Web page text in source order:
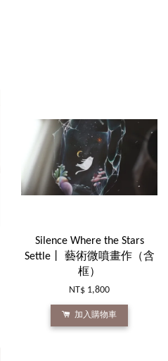
Silence Where the Stars
Settle丨 藝術微噴畫作（含
框）
NT$ 1,800
加入購物車